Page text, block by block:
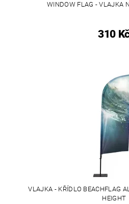
WINDOW FLAG - VLAJKA
310
VLAJKA - KŘÍDLO BEACHFLAG
HEIGHT